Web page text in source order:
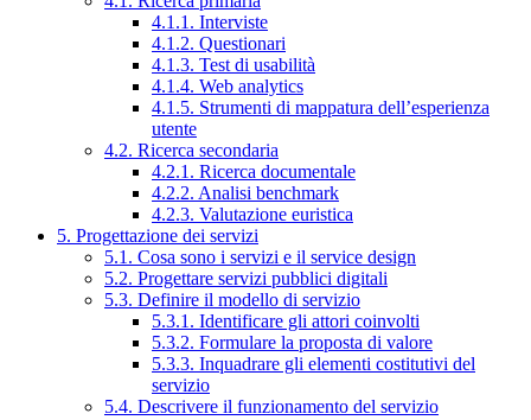
4.1.1. Interviste
4.1.2. Questionari
4.1.3. Test di usabilità
4.1.4. Web analytics
4.1.5. Strumenti di mappatura dell’esperienza
utente
4.2. Ricerca secondaria
4.2.1. Ricerca documentale
4.2.2. Analisi benchmark
4.2.3. Valutazione euristica
5. Progettazione dei servizi
5.1. Cosa sono i servizi e il service design
5.2. Progettare servizi pubblici digitali
5.3. Definire il modello di servizio
5.3.1. Identificare gli attori coinvolti
5.3.2. Formulare la proposta di valore
5.3.3. Inquadrare gli elementi costitutivi del
servizio
5.4. Descrivere il funzionamento del servizio